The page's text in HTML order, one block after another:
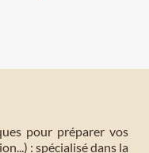
pour préparer vos
: spécialisé dans la